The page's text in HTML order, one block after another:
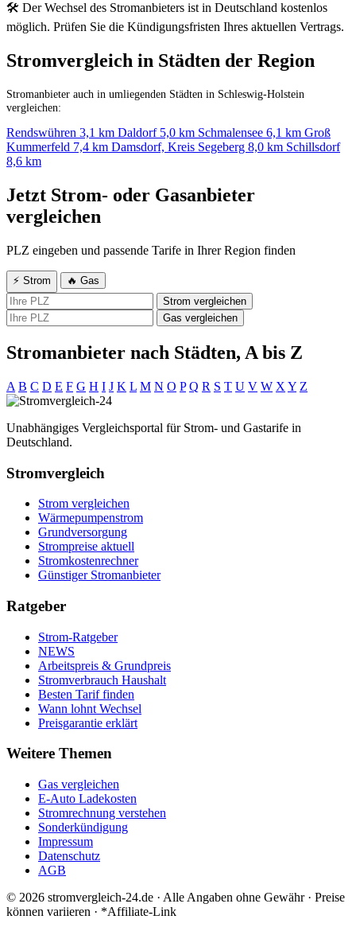
🛠 Der Wechsel des Stromanbieters ist in Deutschland kostenlos
möglich. Prüfen Sie die Kündigungsfristen Ihres aktuellen Vertrags.
Stromvergleich in Städten der Region
Stromanbieter auch in umliegenden Städten in Schleswig-Holstein
vergleichen:
Rendswühren 3,1 km Daldorf 5,0 km Schmalensee 6,1 km Groß
Kummerfeld 7,4 km Damsdorf, Kreis Segeberg 8,0 km Schillsdorf
8,6 km
Jetzt Strom- oder Gasanbieter
vergleichen
PLZ eingeben und passende Tarife in Ihrer Region finden
⚡ Strom
🔥 Gas
Strom vergleichen
Gas vergleichen
Stromanbieter nach Städten, A bis Z
A B C D E F G H I J K L M N O P Q R S T U V W X Y Z
Unabhängiges Vergleichsportal für Strom- und Gastarife in
Deutschland.
Stromvergleich
Strom vergleichen
Wärmepumpenstrom
Grundversorgung
Strompreise aktuell
Stromkostenrechner
Günstiger Stromanbieter
Ratgeber
Strom-Ratgeber
NEWS
Arbeitspreis & Grundpreis
Stromverbrauch Haushalt
Besten Tarif finden
Wann lohnt Wechsel
Preisgarantie erklärt
Weitere Themen
Gas vergleichen
E-Auto Ladekosten
Stromrechnung verstehen
Sonderkündigung
Impressum
Datenschutz
AGB
© 2026 stromvergleich-24.de · Alle Angaben ohne Gewähr · Preise
können variieren · *Affiliate-Link